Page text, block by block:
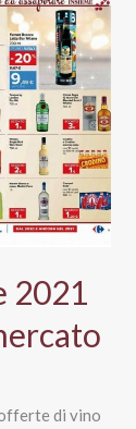
2021
di vino